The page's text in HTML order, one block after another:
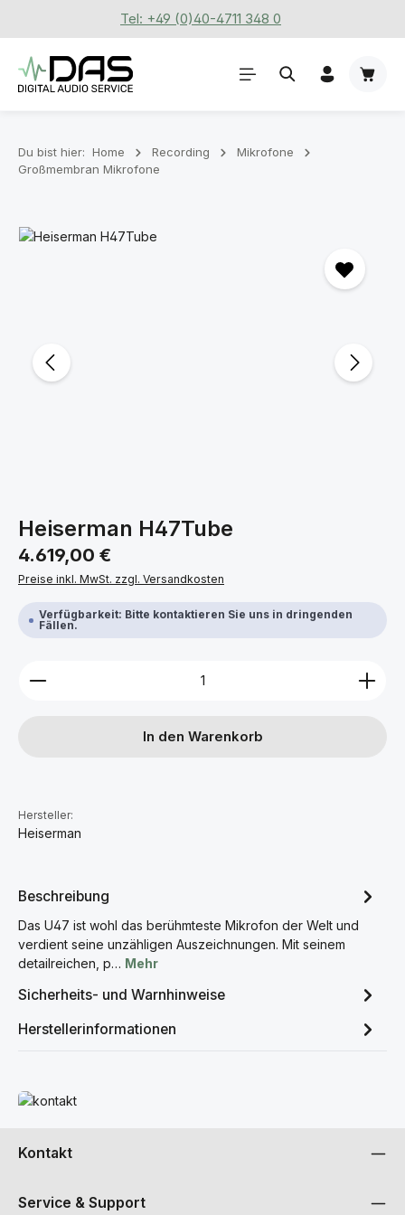
Zum Hauptinhalt springenTel: +49 (0)40-4711 348 0
Du bist hier: Home Recording
Mikrofone
Großmembran Mikrofone
Bildergalerie überspringen
Heiserman H47Tube
Regulärer Preis:
4.619,00 €
Preise inkl. MwSt. zzgl. Versandkosten
Verfügbarkeit: Bitte kontaktieren Sie uns in dringenden
Fällen.
Produkt Anzahl: Gib den gewünschten Wert ein
In den Warenkorb
Hersteller:
Heiserman
Beschreibung
Das U47 ist wohl das berühmteste Mikrofon der Welt und
verdient seine unzähligen Auszeichnungen. Mit seinem
detailreichen, p… Mehr
Sicherheits- und Warnhinweise
Herstellerinformationen
Mehr erfahren
Kontakt
Service & Support